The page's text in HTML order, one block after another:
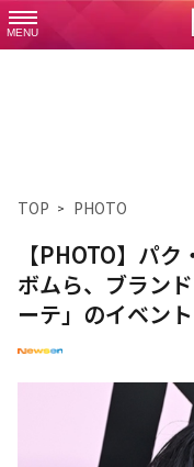
MENU
TOP PHOTO
【PHOTO】パ
ボムら、ブラン
ーテ」のイベン